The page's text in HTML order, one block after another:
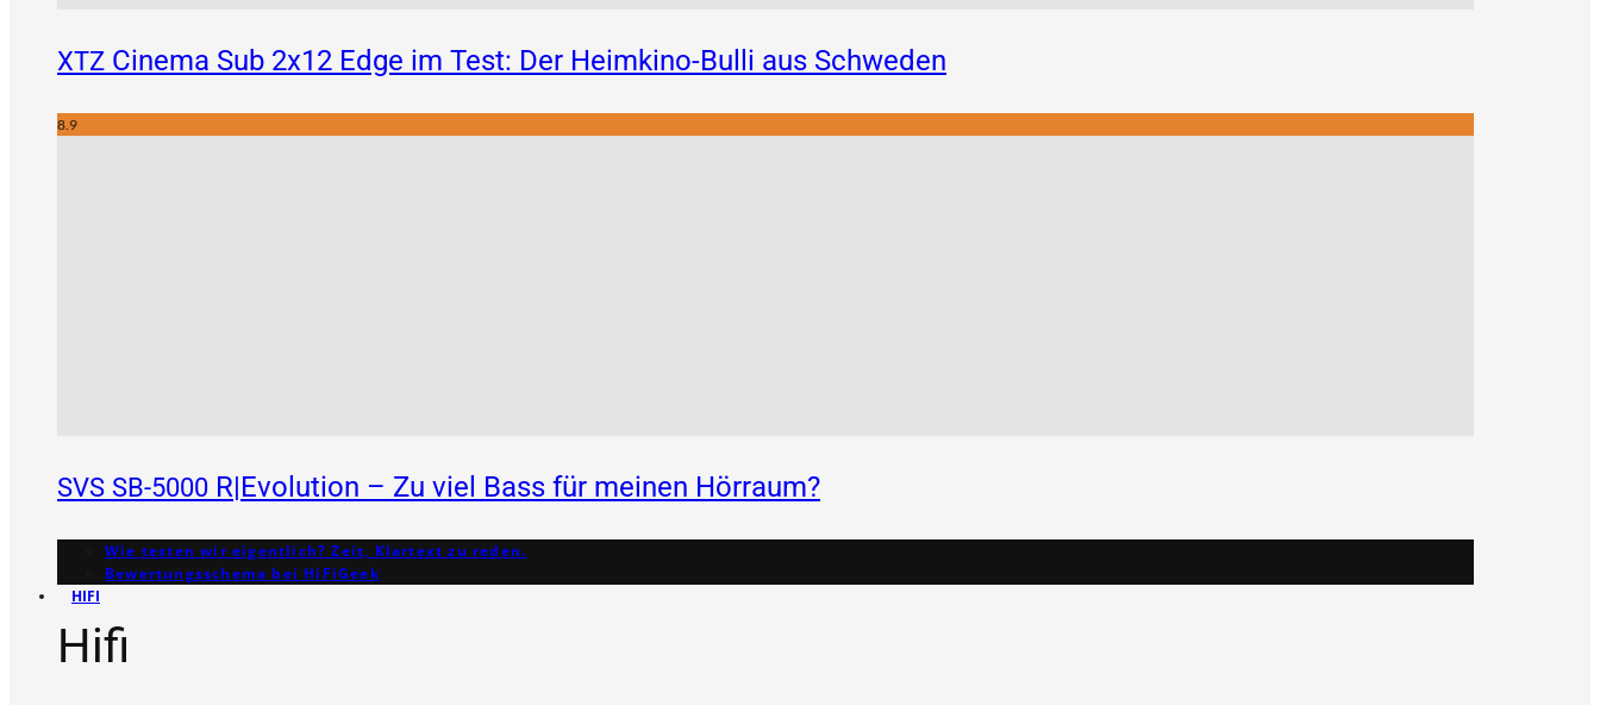
XTZ Cinema Sub 2x12 Edge im Test: Der Heimkino-Bulli aus Schweden
8.9
SVS SB-5000 R|Evolution – Zu viel Bass für meinen Hörraum?
Wie testen wir eigentlich? Zeit, Klartext zu reden.
Bewertungs­schema bei HiFiGeek
HIFI
Hifi